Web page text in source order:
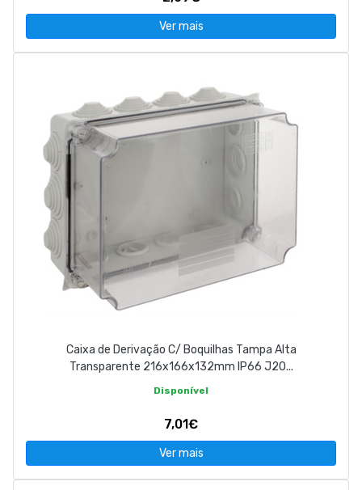
Ver mais
Caixa de Derivação C/ Boquilhas Tampa Alta
Transparente 216x166x132mm IP66 J20...
Disponível
7,01€
Ver mais